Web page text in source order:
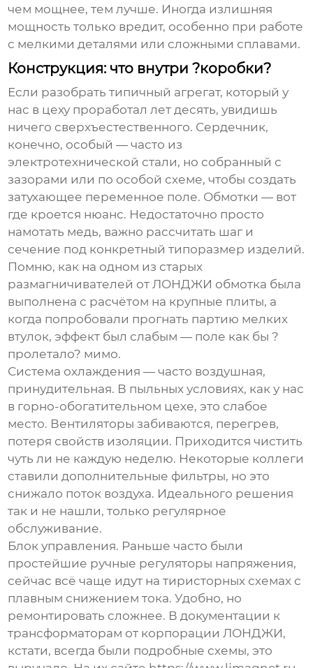
чем мощнее, тем лучше. Иногда излишняя
мощность только вредит, особенно при работе
с мелкими деталями или сложными сплавами.
Конструкция: что внутри ?коробки?
Если разобрать типичный агрегат, который у
нас в цеху проработал лет десять, увидишь
ничего сверхъестественного. Сердечник,
конечно, особый — часто из
электротехнической стали, но собранный с
зазорами или по особой схеме, чтобы создать
затухающее переменное поле. Обмотки — вот
где кроется нюанс. Недостаточно просто
намотать медь, важно рассчитать шаг и
сечение под конкретный типоразмер изделий.
Помню, как на одном из старых
размагничивателей от ЛОНДЖИ обмотка была
выполнена с расчётом на крупные плиты, а
когда попробовали прогнать партию мелких
втулок, эффект был слабым — поле как бы ?
пролетало? мимо.
Система охлаждения — часто воздушная,
принудительная. В пыльных условиях, как у нас
в горно-обогатительном цехе, это слабое
место. Вентиляторы забиваются, перегрев,
потеря свойств изоляции. Приходится чистить
чуть ли не каждую неделю. Некоторые коллеги
ставили дополнительные фильтры, но это
снижало поток воздуха. Идеального решения
так и не нашли, только регулярное
обслуживание.
Блок управления. Раньше часто были
простейшие ручные регуляторы напряжения,
сейчас всё чаще идут на тиристорных схемах с
плавным снижением тока. Удобно, но
ремонтировать сложнее. В документации к
трансформаторам от корпорации ЛОНДЖИ,
кстати, всегда были подробные схемы, это